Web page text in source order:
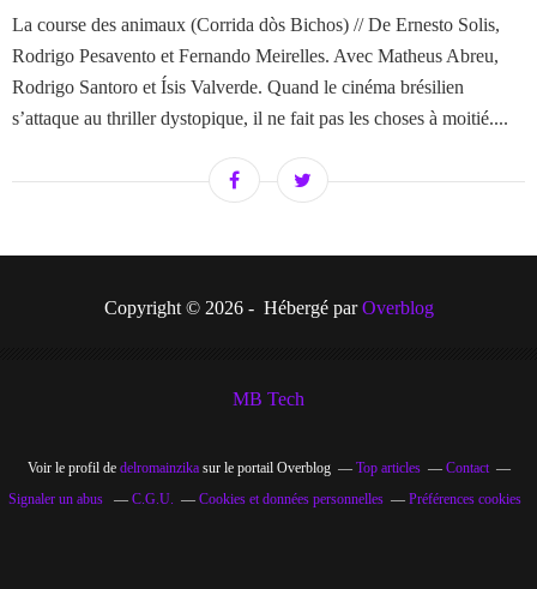
La course des animaux (Corrida dòs Bichos) // De Ernesto Solis,
Rodrigo Pesavento et Fernando Meirelles. Avec Matheus Abreu,
Rodrigo Santoro et Ísis Valverde. Quand le cinéma brésilien
s’attaque au thriller dystopique, il ne fait pas les choses à moitié....
Copyright © 2026 - Hébergé parOverblog
MB Tech
Voir le profil de delromainzikasur le portail Overblog Top articles
Contact
Signaler un abus
C.G.U. Cookies et données personnelles Préférences cookies